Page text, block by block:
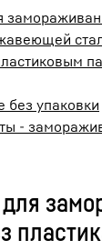
упаковки
-